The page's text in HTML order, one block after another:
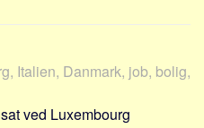
Italien, Danmark, job, bolig,
ved Luxembourg